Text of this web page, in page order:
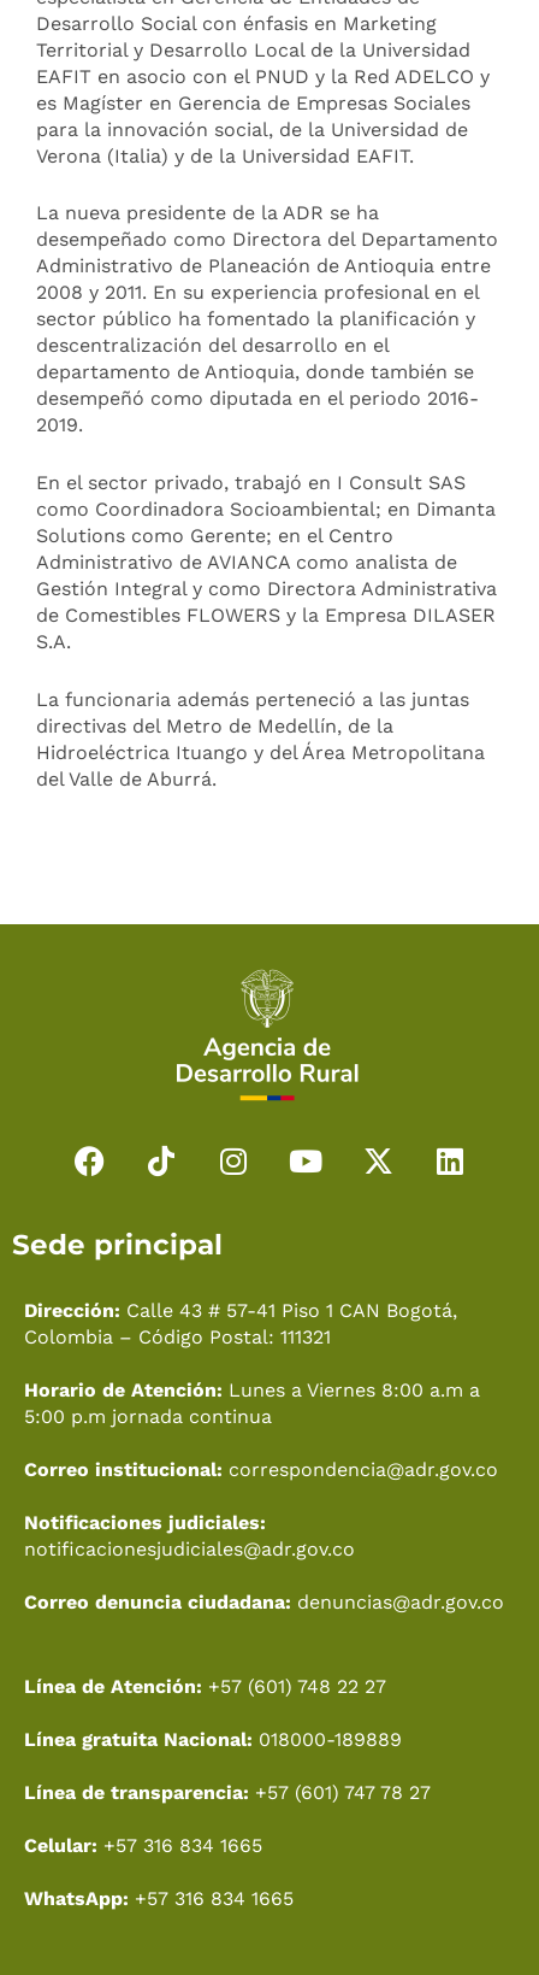
Desarrollo Social con énfasis en Marketing
Territorial y Desarrollo Local de la Universidad
EAFIT en asocio con el PNUD y la Red ADELCO y
es Magíster en Gerencia de Empresas Sociales
para la innovación social, de la Universidad de
Verona (Italia) y de la Universidad EAFIT.
La nueva presidente de la ADR se ha
desempeñado como Directora del Departamento
Administrativo de Planeación de Antioquia entre
2008 y 2011. En su experiencia profesional en el
sector público ha fomentado la planificación y
descentralización del desarrollo en el
departamento de Antioquia, donde también se
desempeñó como diputada en el periodo 2016-
2019.
En el sector privado, trabajó en I Consult SAS
como Coordinadora Socioambiental; en Dimanta
Solutions como Gerente; en el Centro
Administrativo de AVIANCA como analista de
Gestión Integral y como Directora Administrativa
de Comestibles FLOWERS y la Empresa DILASER
S.A.
La funcionaria además perteneció a las juntas
directivas del Metro de Medellín, de la
Hidroeléctrica Ituango y del Área Metropolitana
del Valle de Aburrá.
F
e
o
o
T
t
k
I
g
r
m
Y
b
e
X
t
r
L
d
Sede principal
Dirección: Calle 43 # 57-41 Piso 1 CAN Bogotá,
Colombia – Código Postal: 111321
Horario de Atención: Lunes a Viernes 8:00 a.m a
5:00 p.m jornada continua
Correo institucional: correspondencia@adr.gov.co
Notificaciones judiciales:
notificacionesjudiciales@adr.gov.co
Correo denuncia ciudadana: denuncias@adr.gov.co
Línea de Atención: +57 (601) 748 22 27
Línea gratuita Nacional: 018000-189889
Línea de transparencia: +57 (601) 747 78 27
Celular: +57 316 834 1665
WhatsApp: +57 316 834 1665